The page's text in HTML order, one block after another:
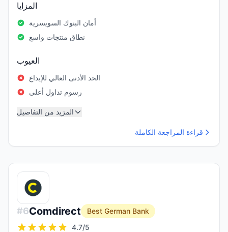
المزايا
أمان البنوك السويسرية
نطاق منتجات واسع
العيوب
الحد الأدنى العالي للإيداع
رسوم تداول أعلى
المزيد من التفاصيل
قراءة المراجعة الكاملة
#6Comdirect
Best German Bank
4.7/5